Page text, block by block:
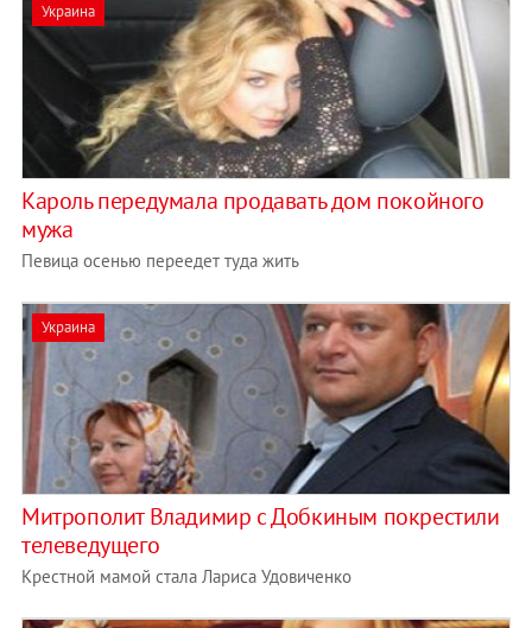
Украина
Кароль передумала продавать дом покойного
мужа
Певица осенью переедет туда жить
Украина
Митрополит Владимир с Добкиным покрестили
телеведущего
Крестной мамой стала Лариса Удовиченко